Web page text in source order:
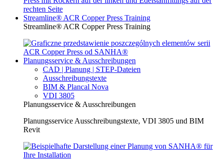
Streamline® ACR Copper Press Training
Streamline® ACR Copper Press Training
Planungsservice & Ausschreibungen
CAD | Planung | STEP-Dateien
Ausschreibungstexte
BIM & Plancal Nova
VDI 3805
Planungsservice & Ausschreibungen
Planungsservice Ausschreibungstexte, VDI 3805 und BIM
Revit